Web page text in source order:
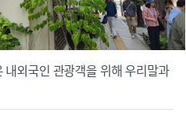
외국인 관광객을 위해 우리말과